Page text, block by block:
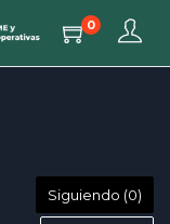
0
Siguiendo (0)